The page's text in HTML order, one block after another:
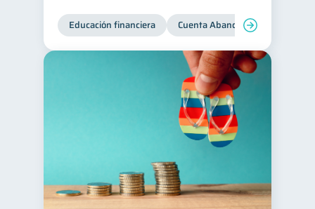
Educación financiera Cuenta Abandonada